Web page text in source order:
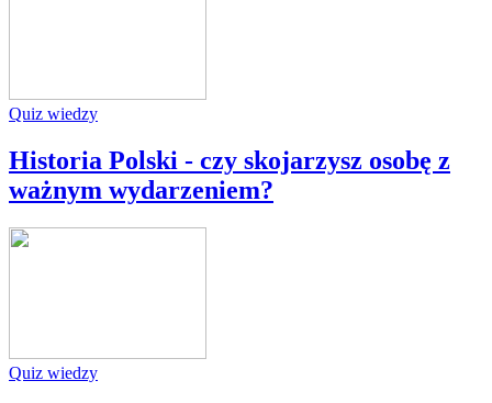
Quiz wiedzy
Historia Polski - czy skojarzysz osobę z
ważnym wydarzeniem?
Quiz wiedzy